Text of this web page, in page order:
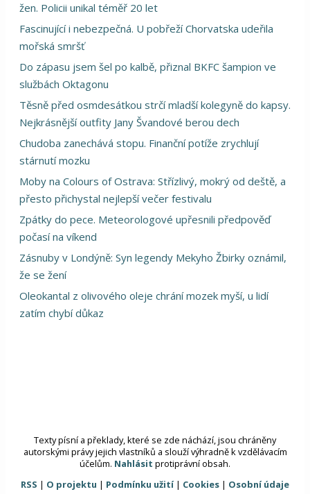
žen. Policii unikal téměř 20 let
Fascinující i nebezpečná. U pobřeží Chorvatska udeřila
mořská smršť
Do zápasu jsem šel po kalbě, přiznal BKFC šampion ve
službách Oktagonu
Těsně před osmdesátkou strčí mladší kolegyně do kapsy.
Nejkrásnější outfity Jany Švandové berou dech
Chudoba zanechává stopu. Finanční potíže zrychlují
stárnutí mozku
Moby na Colours of Ostrava: Střízlivý, mokrý od deště, a
přesto přichystal nejlepší večer festivalu
Zpátky do pece. Meteorologové upřesnili předpověď
počasí na víkend
Zásnuby v Londýně: Syn legendy Mekyho Žbirky oznámil,
že se žení
Oleokantal z olivového oleje chrání mozek myší, u lidí
zatím chybí důkaz
Texty písní a překlady, které se zde náchází, jsou chráněny
autorskými právy jejich vlastníků a slouží výhradně k vzdělávacím
účelům. Nahlásit protiprávní obsah.
RSS | O projektu | Podmínku užití| Cookies | Osobní údaje